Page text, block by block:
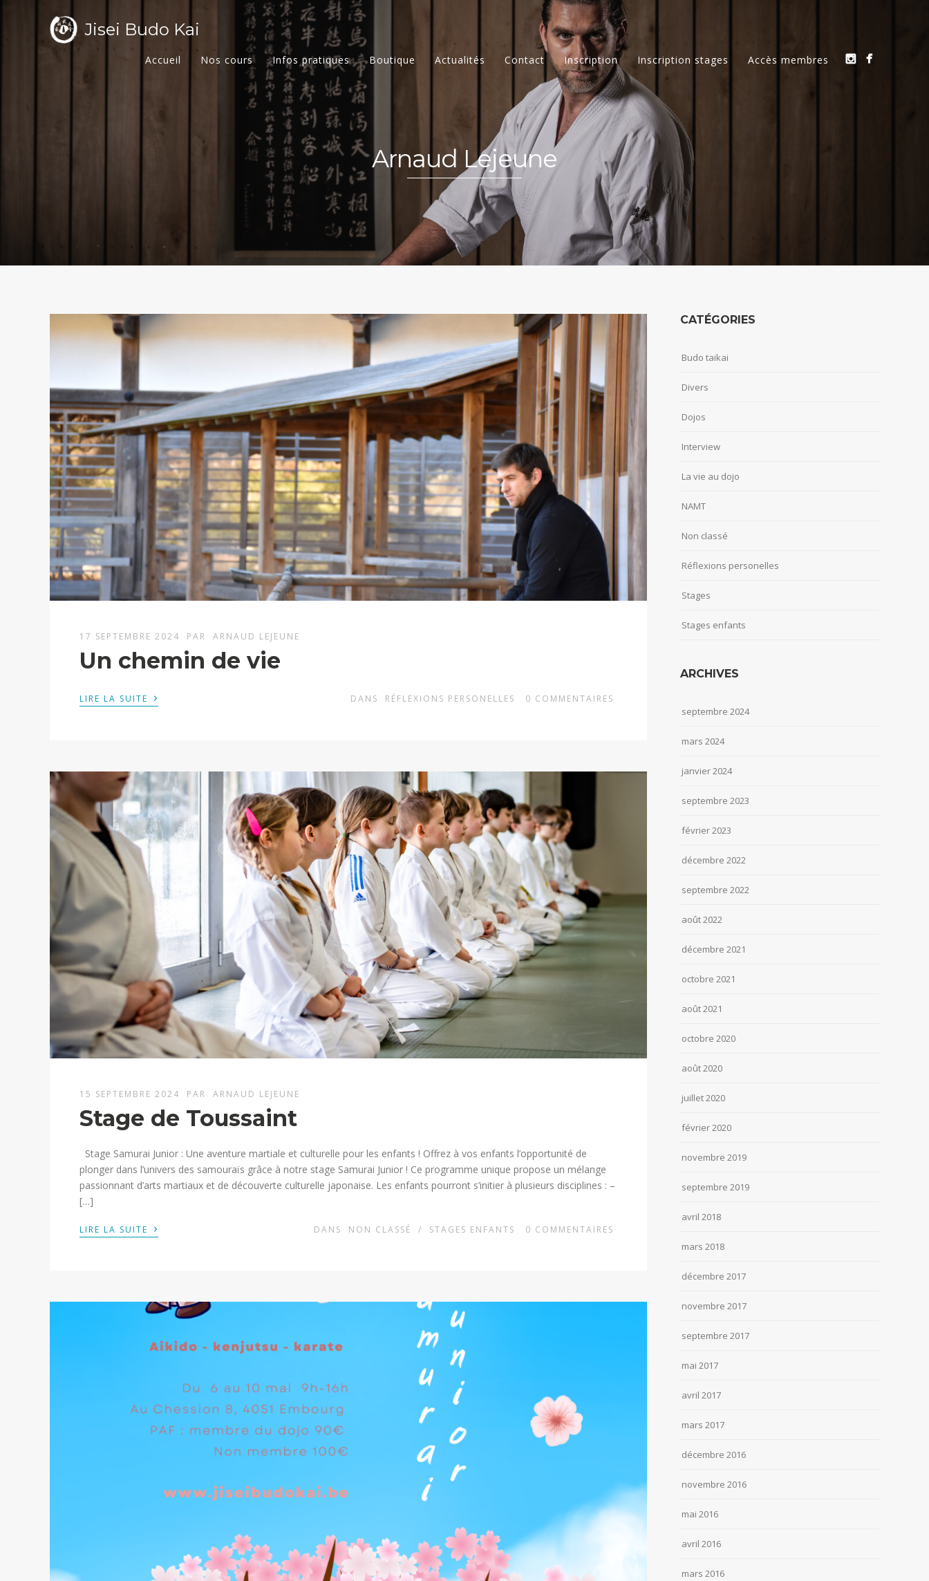
Jisei Budo Kai
Accueil Nos cours Infos pratiques Boutique Actualités Contact Inscription Inscription stages Accès membres
Arnaud Lejeune
17 SEPTEMBRE 2024 PAR ARNAUD LEJEUNE
Un chemin de vie
LIRE LA SUITE › DANS RÉFLEXIONS PERSONELLES 0 COMMENTAIRES
15 SEPTEMBRE 2024 PAR ARNAUD LEJEUNE
Stage de Toussaint
Stage Samurai Junior : Une aventure martiale et culturelle pour les enfants ! Offrez à vos enfants l’opportunité de
plonger dans l’univers des samouraïs grâce à notre stage Samurai Junior ! Ce programme unique propose un mélange
passionnant d’arts martiaux et de découverte culturelle japonaise. Les enfants pourront s’initier à plusieurs disciplines : –
[…]
LIRE LA SUITE › DANS NON CLASSÉ / STAGES ENFANTS 0 COMMENTAIRES
CATÉGORIES
Budo taikai
Divers
Dojos
Interview
La vie au dojo
NAMT
Non classé
Réflexions personelles
Stages
Stages enfants
ARCHIVES
septembre 2024
mars 2024
janvier 2024
septembre 2023
février 2023
décembre 2022
septembre 2022
août 2022
décembre 2021
octobre 2021
août 2021
octobre 2020
août 2020
juillet 2020
février 2020
novembre 2019
septembre 2019
avril 2018
mars 2018
décembre 2017
novembre 2017
septembre 2017
mai 2017
avril 2017
mars 2017
décembre 2016
novembre 2016
mai 2016
avril 2016
mars 2016